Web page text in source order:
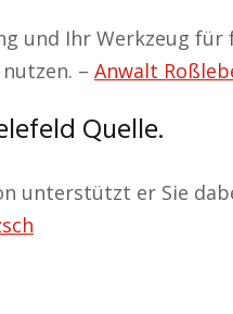
und Ihr Werkzeug für
– Anwalt
Quelle.
unterstützt er Sie